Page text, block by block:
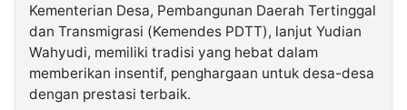
Kementerian Desa, Pembangunan Daerah Tertinggal
dan Transmigrasi (Kemendes PDTT), lanjut Yudian
Wahyudi, memiliki tradisi yang hebat dalam
memberikan insentif, penghargaan untuk desa-desa
dengan prestasi terbaik.